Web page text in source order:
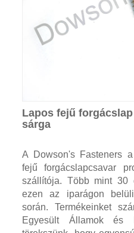
Lapos fejű
sárga
A Dowson's Fasteners
fejű forgácslapcsavar
szállítója. Több mint 30
ezen az iparágon
során. Termékeinket
Egyesült Államok és